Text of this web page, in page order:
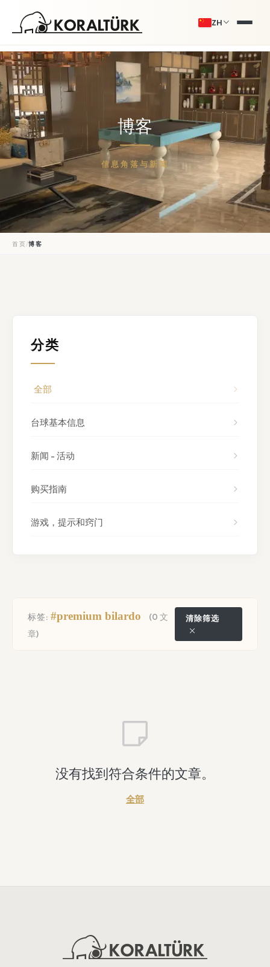
ZH
博客
信息角落与新闻
首页/博客
分类
全部
台球基本信息
新闻 - 活动
购买指南
游戏，提示和窍门
标签: #premium bilardo
(0 文
章)
清除筛选
没有找到符合条件的文章。
全部